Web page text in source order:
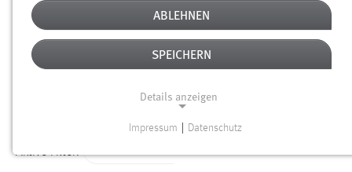
Erstellungsdatum
Alter
Aktive Filter:
ABLEHNEN
SPEICHERN
Details anzeigen
Impressum Datenschutz